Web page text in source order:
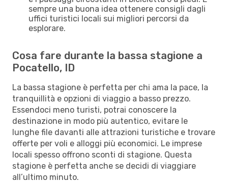
sempre una buona idea ottenere consigli dagli
uffici turistici locali sui migliori percorsi da
esplorare.
Cosa fare durante la bassa stagione a
Pocatello, ID
La bassa stagione è perfetta per chi ama la pace, la
tranquillità e opzioni di viaggio a basso prezzo.
Essendoci meno turisti, potrai conoscere la
destinazione in modo più autentico, evitare le
lunghe file davanti alle attrazioni turistiche e trovare
offerte per voli e alloggi più economici. Le imprese
locali spesso offrono sconti di stagione. Questa
stagione è perfetta anche se decidi di viaggiare
all’ultimo minuto.